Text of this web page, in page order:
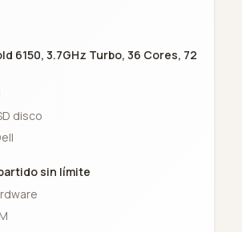
6150, 3.7GHz Turbo, 36 Cores, 72
disco
sin límite